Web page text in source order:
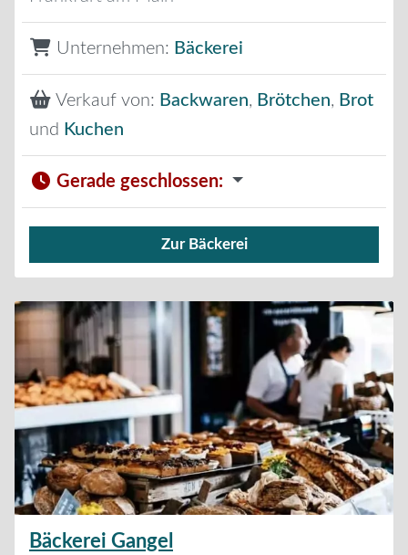
Unternehmen: Bäckerei
Verkauf von: Backwaren, Brötchen, Brot
und Kuchen
Gerade geschlossen:
Verkauf von Brötchen,
Zur Bäckerei
Bäckerei Gangel